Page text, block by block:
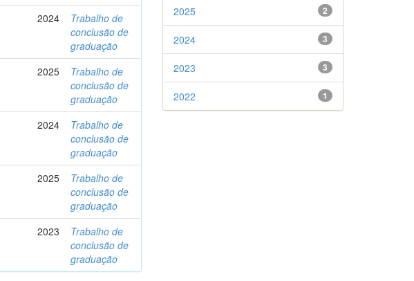
2024
Trabalho de
conclusão de
graduação
2025
Trabalho de
conclusão de
graduação
2024
Trabalho de
conclusão de
graduação
2025
Trabalho de
conclusão de
graduação
2023
Trabalho de
conclusão de
graduação
2
2025
3
2024
3
2023
1
2022